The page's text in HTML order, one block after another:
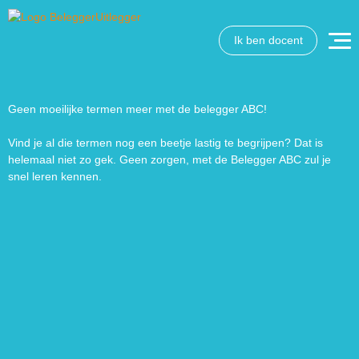
Ik ben docent
Geen moeilijke termen meer met de belegger ABC!
Vind je al die termen nog een beetje lastig te begrijpen? Dat is
helemaal niet zo gek. Geen zorgen, met de Belegger ABC zul je
snel leren kennen.